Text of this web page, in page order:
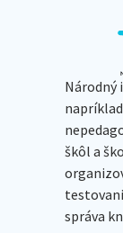
Národný
škôl a
správa